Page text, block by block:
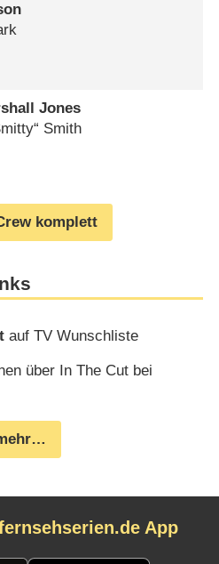
Jones
Smith
komplett
auf TV Wunschliste
über In The Cut bei
App